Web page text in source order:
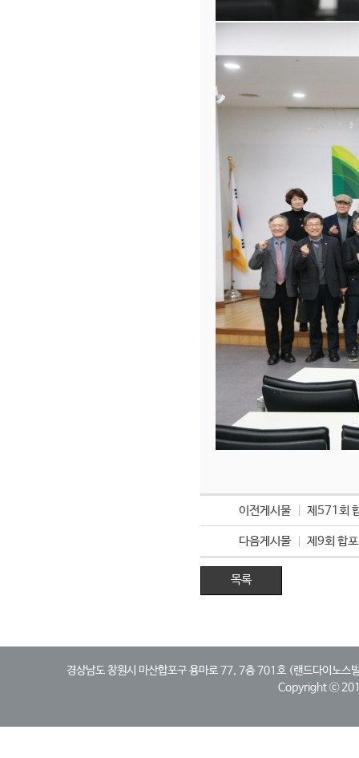
이전게시물 제571회
다음게시물 제9회 합
목록
경상남도 창원시 마산합포구 용마로 77, 7층 701호 (랜드다
Copyright ⓒ